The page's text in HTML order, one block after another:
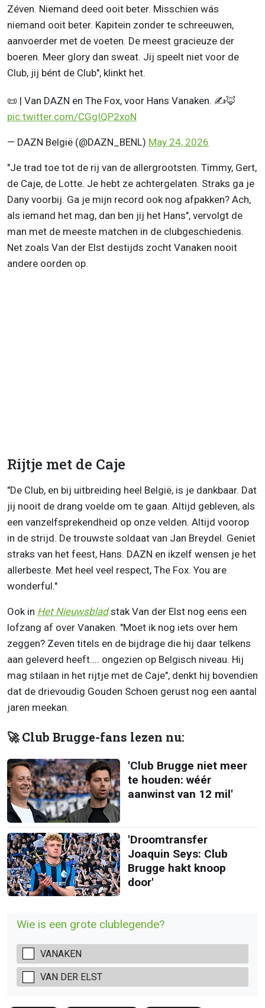
Zéven. Niemand deed ooit beter. Misschien wás
niemand ooit beter. Kapitein zonder te schreeuwen,
aanvoerder met de voeten. De meest gracieuze der
boeren. Meer glory dan sweat. Jij speelt niet voor de
Club, jij bént de Club", klinkt het.
📜 | Van DAZN en The Fox, voor Hans Vanaken. ✍️🦊
pic.twitter.com/CGgIQP2xoN
— DAZN België (@DAZN_BENL) May 24, 2026
"Je trad toe tot de rij van de allergrootsten. Timmy, Gert,
de Caje, de Lotte. Je hebt ze achtergelaten. Straks ga je
Dany voorbij. Ga je mijn record ook nog afpakken? Ach,
als iemand het mag, dan ben jij het Hans", vervolgt de
man met de meeste matchen in de clubgeschiedenis.
Net zoals Van der Elst destijds zocht Vanaken nooit
andere oorden op.
Rijtje met de Caje
"De Club, en bij uitbreiding heel België, is je dankbaar. Dat
jij nooit de drang voelde om te gaan. Altijd gebleven, als
een vanzelfsprekendheid op onze velden. Altijd voorop
in de strijd. De trouwste soldaat van Jan Breydel. Geniet
straks van het feest, Hans. DAZN en ikzelf wensen je het
allerbeste. Met heel veel respect, The Fox. You are
wonderful."
Ook in Het Nieuwsblad stak Van der Elst nog eens een
lofzang af over Vanaken. "Moet ik nog iets over hem
zeggen? Zeven titels en de bijdrage die hij daar telkens
aan geleverd heeft.... ongezien op Belgisch niveau. Hij
mag stilaan in het rijtje met de Caje", denkt hij bovendien
dat de drievoudig Gouden Schoen gerust nog een aantal
jaren meekan.
🚀 Club Brugge-fans lezen nu:
'Club Brugge niet meer
te houden: wéér
aanwinst van 12 mil'
'Droomtransfer
Joaquin Seys: Club
Brugge hakt knoop
door'
Wie is een grote clublegende?
VANAKEN
VAN DER ELST